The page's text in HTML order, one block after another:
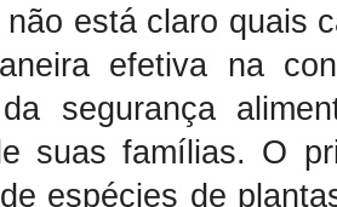
está claro quais
efetiva na
segurança
suas famílias. O
espécies de